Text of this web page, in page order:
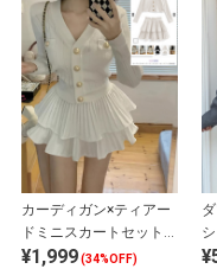
カーディガン×ティアー
ドミニスカートセットア
ップ
¥1,999(34%OFF)